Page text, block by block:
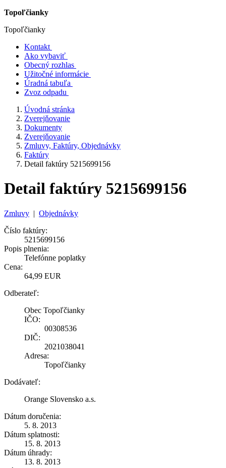
Topoľčianky
Topoľčianky
Kontakt
Ako vybaviť
Obecný rozhlas
Užitočné informácie
Úradná tabuľa
Zvoz odpadu
Úvodná stránka
Zverejňovanie
Dokumenty
Zverejňovanie
Zmluvy, Faktúry, Objednávky
Faktúry
Detail faktúry 5215699156
Detail faktúry 5215699156
Zmluvy | Objednávky
Číslo faktúry:
5215699156
Popis plnenia:
Telefónne poplatky
Cena:
64,99 EUR
Odberateľ:
Obec Topoľčianky
IČO:
00308536
DIČ:
2021038041
Adresa:
Topoľčianky
Dodávateľ:
Orange Slovensko a.s.
Dátum doručenia:
5. 8. 2013
Dátum splatnosti:
15. 8. 2013
Dátum úhrady:
13. 8. 2013